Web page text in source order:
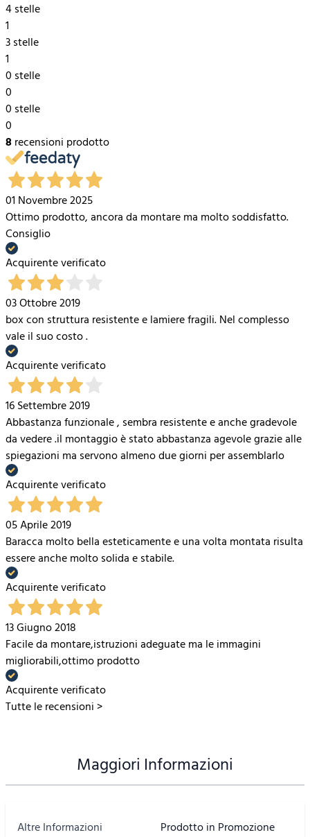
4 stelle
1
3 stelle
1
0 stelle
0
0 stelle
0
8recensioni prodotto
01 Novembre 2025
Ottimo prodotto, ancora da montare ma molto soddisfatto.
Consiglio
Acquirente verificato
03 Ottobre 2019
box con struttura resistente e lamiere fragili. Nel complesso
vale il suo costo .
Acquirente verificato
16 Settembre 2019
Abbastanza funzionale , sembra resistente e anche gradevole
da vedere .il montaggio è stato abbastanza agevole grazie alle
spiegazioni ma servono almeno due giorni per assemblarlo
Acquirente verificato
05 Aprile 2019
Baracca molto bella esteticamente e una volta montata risulta
essere anche molto solida e stabile.
Acquirente verificato
13 Giugno 2018
Facile da montare,istruzioni adeguate ma le immagini
migliorabili,ottimo prodotto
Acquirente verificato
Tutte le recensioni >
Maggiori Informazioni
Altre Informazioni Prodotto in Promozione